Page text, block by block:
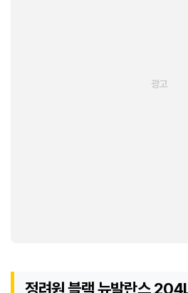
정려원 블랙 뉴발란스